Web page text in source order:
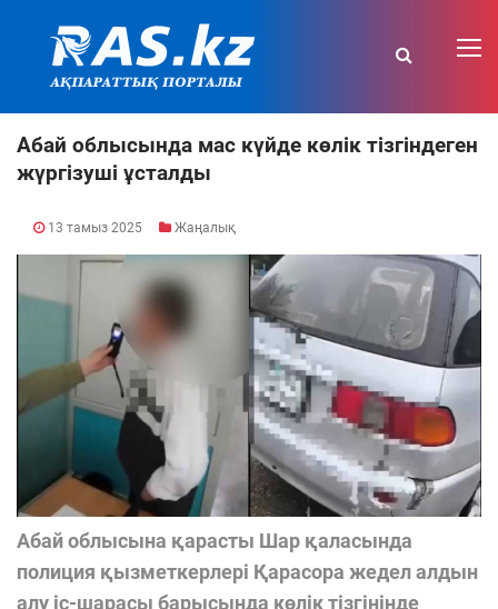
Абай облысында мас күйде көлік тізгіндеген
жүргізуші ұсталды
13 тамыз 2025 Жаңалық
Абай облысына қарасты Шар қаласында
полиция қызметкерлері Қарасора жедел алдын
алу іс-шарасы барысында көлік тізгінінде